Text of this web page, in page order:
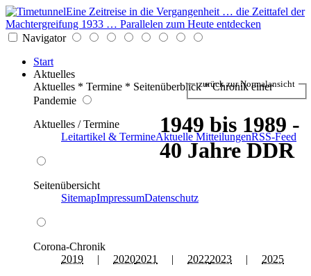
Eine Zeitreise in die Vergangenheit … die Zeittafel der
Machtergreifung 1933 … Parallelen zum Heute entdecken
Navigator
Start
Aktuelles
Aktuelles * Termine * Seitenüberblick * Chronik einer
Pandemie
Aktuelles / Termine
Leitartikel & TermineAktuelle MitteilungenRSS-Feed
Seitenübersicht
SitemapImpressumDatenschutz
Corona-Chronik
2019 | 20202021 | 20222023 | 2025
1949 bis 1989 -
40 Jahre DDR
zurück zur Normalansicht